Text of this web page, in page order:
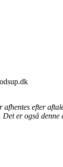
afhentes efter
er også denne